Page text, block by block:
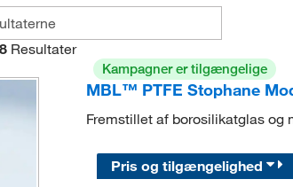
8 Resultater
Kampagner er tilgængelige
MBL™ PTFE Stophane
Fremstillet af borosilikatglas og
Pris og tilgængelighed